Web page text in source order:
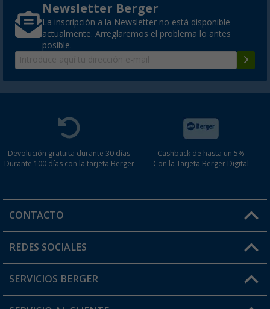
Newsletter Berger
La inscripción a la Newsletter no está disponible
actualmente. Arreglaremos el problema lo antes
posible.
Devolución gratuita durante 30 días
Durante 100 días con la tarjeta Berger
Cashback de hasta un 5%
Con la Tarjeta Berger Digital
CONTACTO
Horario de atención al cliente:
¿Tienes alguna duda?
REDES SOCIALES
SERVICIOS BERGER